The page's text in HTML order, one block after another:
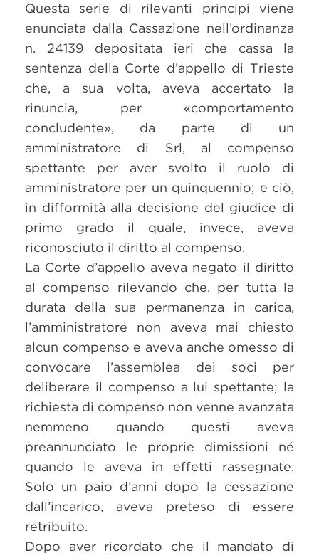
Questa serie di rilevanti principi viene
enunciata dalla Cassazione nell’ordinanza
n. 24139 depositata ieri che cassa la
sentenza della Corte d’appello di Trieste
che, a sua volta, aveva accertato la
rinuncia, per «comportamento
concludente», da parte di un
amministratore di Srl, al compenso
spettante per aver svolto il ruolo di
amministratore per un quinquennio; e ciò,
in difformità alla decisione del giudice di
primo grado il quale, invece, aveva
riconosciuto il diritto al compenso.
La Corte d’appello aveva negato il diritto
al compenso rilevando che, per tutta la
durata della sua permanenza in carica,
l’amministratore non aveva mai chiesto
alcun compenso e aveva anche omesso di
convocare l’assemblea dei soci per
deliberare il compenso a lui spettante; la
richiesta di compenso non venne avanzata
nemmeno quando questi aveva
preannunciato le proprie dimissioni né
quando le aveva in effetti rassegnate.
Solo un paio d’anni dopo la cessazione
dall’incarico, aveva preteso di essere
retribuito.
Dopo aver ricordato che il mandato di